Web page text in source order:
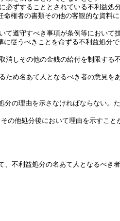
ずすることとされている不利益処
権者の書類その他の客観的な資料
て遵守すべき事項が条例等において
従うべきことを命ずる不利益処分
しその他の金銭の給付を制限する
め名あて人となるべき者の意見を
の理由を示さなければならない。
の他処分後において理由を示すこと
不利益処分の名あて人となるべき